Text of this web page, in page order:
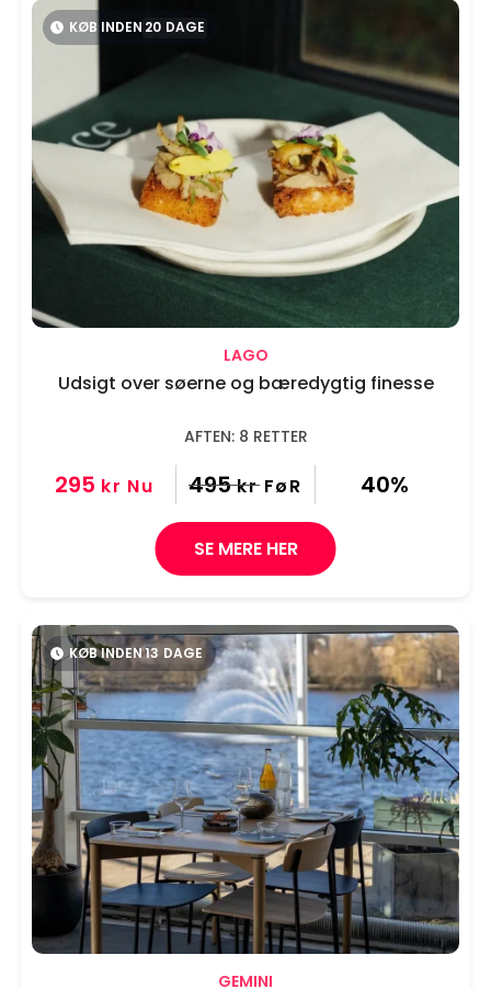
LAGO
Udsigt over søerne og bæredygtig finesse
AFTEN: 8 RETTER
295 kr Nu 495 kr FøR 40%
SE MERE HER
KØB INDEN 20 DAGE
GEMINI
KØB INDEN13 DAGE